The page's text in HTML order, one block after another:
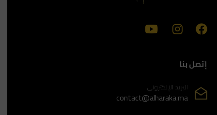
إتصل بنا
البريد الإلكتروني
contact@alharaka.ma